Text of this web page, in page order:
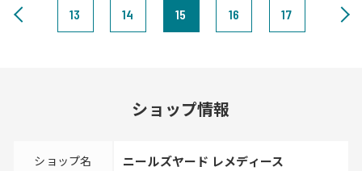
13 14 15 16 17
ショップ情報
ショップ名 ニールズヤード レメディース